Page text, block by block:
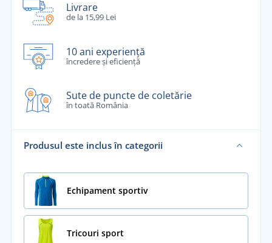
Livrare
de la 15,99 Lei
10 ani experiență
încredere și eficiență
Sute de puncte de coletărie
în toată România
Produsul este inclus în categorii
Echipament sportiv
Tricouri sport